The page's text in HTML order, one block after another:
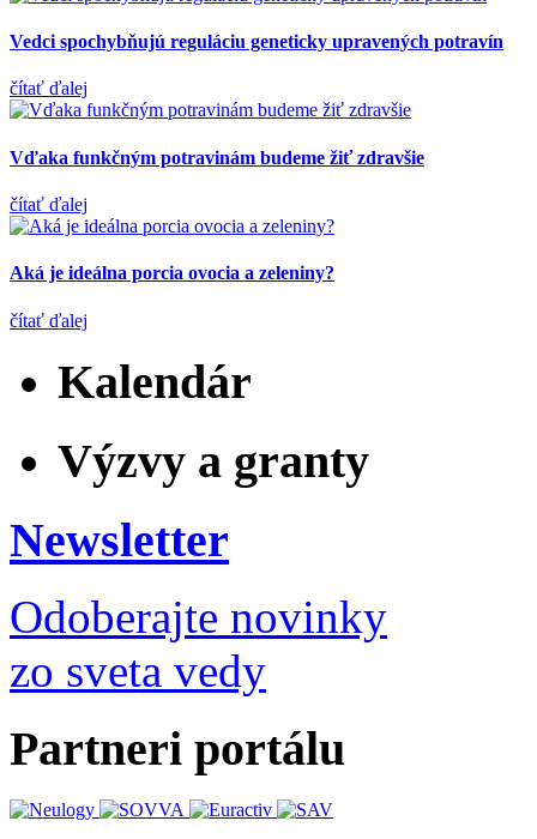
Vedci spochybňujú reguláciu geneticky upravených potravín
čítať ďalej
Vďaka funkčným potravinám budeme žiť zdravšie
čítať ďalej
Aká je ideálna porcia ovocia a zeleniny?
čítať ďalej
Kalendár
Výzvy a granty
Newsletter
Odoberajte novinky
zo sveta vedy
Partneri portálu